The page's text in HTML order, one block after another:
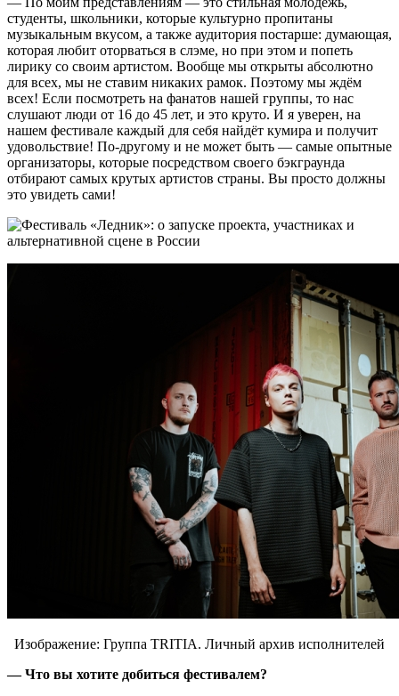
студенты, школьники, которые культурно пропитаны
музыкальным вкусом, а также аудитория постарше: думающая,
которая любит оторваться в слэме, но при этом и попеть
лирику со своим артистом. Вообще мы открыты абсолютно
для всех, мы не ставим никаких рамок. Поэтому мы ждём
всех! Если посмотреть на фанатов нашей группы, то нас
слушают люди от 16 до 45 лет, и это круто. И я уверен, на
нашем фестивале каждый для себя найдёт кумира и получит
удовольствие! По-другому и не может быть — самые опытные
организаторы, которые посредством своего бэкграунда
отбирают самых крутых артистов страны. Вы просто должны
это увидеть сами!
Изображение: Группа TRITIA. Личный архив исполнителей
— Что вы хотите добиться фестивалем?